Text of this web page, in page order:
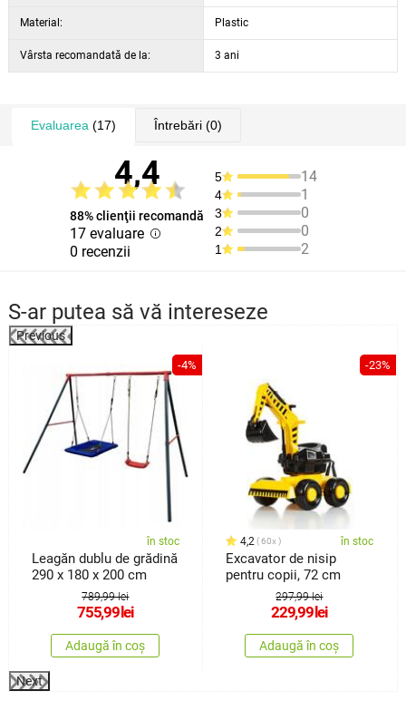
Material: Plastic
Vârsta recomandată de la: 3 ani
Evaluarea (17) Întrebări(0)
4,4
88% clienţii recomandă
17 evaluare
0 recenzii
5 14
4 1
3 0
2 0
1 2
S-ar putea să vă intereseze
Previous
-4%
în stoc
Leagăn dublu de grădină
290 x 180 x 200 cm
789,99 lei
755,99 lei
Adaugă în coș
-23%
4,2 60x în stoc
Excavator de nisip
pentru copii, 72 cm
297,99 lei
229,99 lei
Adaugă în coș
Next